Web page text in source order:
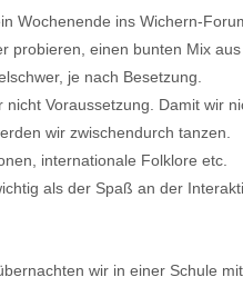
Wochenende ins Wichern-
probieren, einen bunten Mix aus
je nach Besetzung.
Voraussetzung. Damit wir
wir zwischendurch tanzen.
internationale Folklore etc.
als der Spaß an der
wir in einer Schule mit